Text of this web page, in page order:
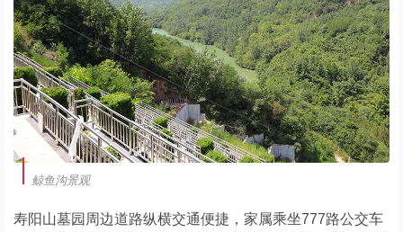
鲸鱼沟景观
寿阳山墓园周边道路纵横交通便捷，家属乘坐777路公交车